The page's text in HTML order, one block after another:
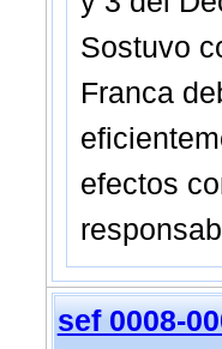
Sostuvo
Franca
efectos
sef 0008-